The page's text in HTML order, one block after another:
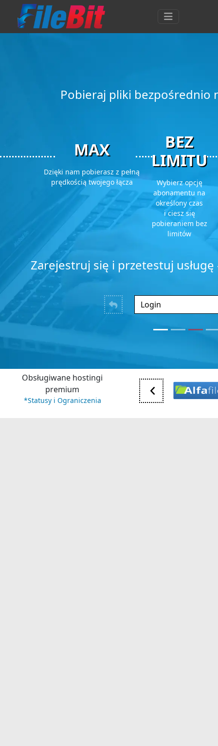
Pobieraj pliki bezpośrednio
MAX
Dzięki nam pobierasz z pełną
prędkością twojego łącza
BEZ
LIMITU
Wybierz opcję
abonamentu na
określony czas
i ciesz się
pobieraniem bez
limitów
Zarejestruj się i przetestuj
Obsługiwane hostingi
premium
*Statusy i Ograniczenia